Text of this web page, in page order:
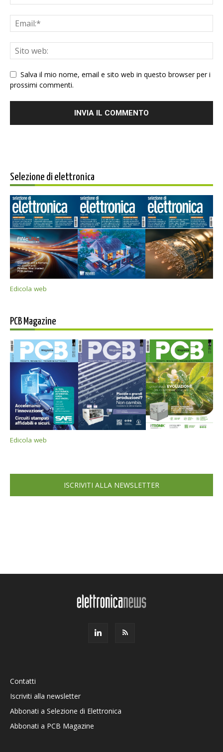
Salva il mio nome, email e sito web in questo browser per i
prossimi commenti.
Selezione di elettronica
Edicola web
PCB Magazine
Edicola web
ISCRIVITI ALLA NEWSLETTER
Contatti
Iscriviti alla newsletter
Abbonati a Selezione di Elettronica
Abbonati a PCB Magazine